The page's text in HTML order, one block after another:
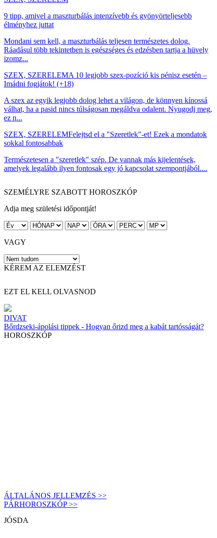
9 tipp, amivel a maszturbálás intenzívebb és gyönyörteljesebb
élményhez juttat
Mondani sem kell, a maszturbálás teljesen természetes dolog.
Ráadásul több tekintetben is egészséges és edzésben tartja a hüvely
izomz...
SZEX, SZERELEMA 10 legjobb szex-pozíció kis pénisz esetén –
Imádni fogjátok! (+18)
A szex az egyik legjobb dolog lehet a világon, de könnyen kínossá
válhat, ha a pasid nincs túlságosan megáldva odalent. Nyugodj meg,
ez n...
SZEX, SZERELEMFelejtsd el a "Szeretlek"-et! Ezek a mondatok
sokkal fontosabbak
Természetesen a "szeretlek" szép. De vannak más kijelentések,
amelyek legalább ilyen fontosak egy jó kapcsolat szempontjából....
SZEMÉLYRE SZABOTT HOROSZKÓP
Adja meg születési időpontját!
VAGY
KÉREM AZ ELEMZÉST
EZT EL KELL OLVASNOD
DIVAT
Bőrdzseki-ápolási tippek - Hogyan őrizd meg a kabát tartósságát?
HOROSZKÓP
ÁLTALÁNOS JELLEMZÉS >>
PÁRHOROSZKÓP >>
JÓSDA